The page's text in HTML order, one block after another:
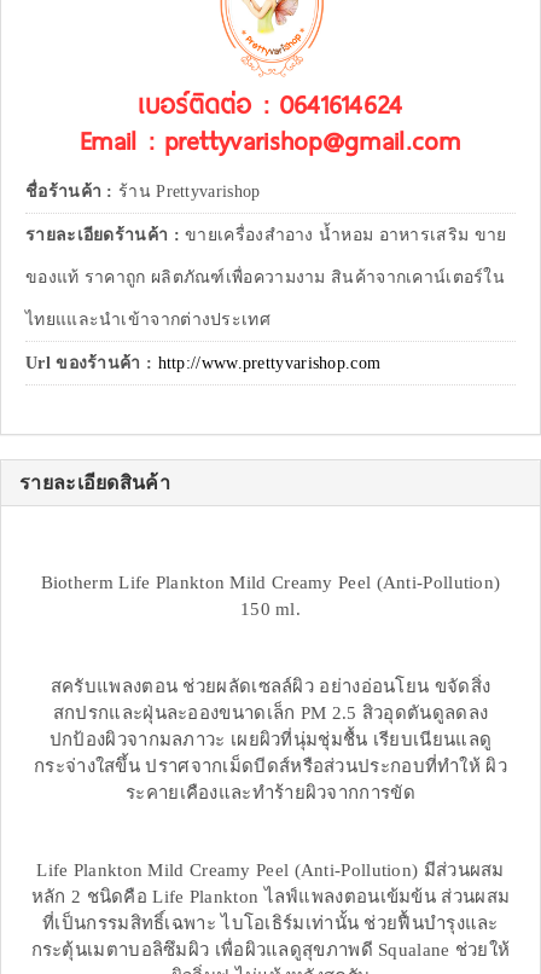
เบอร์ติดต่อ : 0641614624
Email : prettyvarishop@gmail.com
ชื่อร้านค้า : ร้าน Prettyvarishop
รายละเอียดร้านค้า :ขายเครื่องสำอาง น้ำหอม อาหารเสริม ขาย
ของแท้ ราคาถูก ผลิตภัณฑ์เพื่อความงาม สินค้าจากเคาน์เตอร์ใน
ไทยแและนำเข้าจากต่างประเทศ
Url ของร้านค้า : http://www.prettyvarishop.com
รายละเอียดสินค้า
Biotherm Life Plankton Mild Creamy Peel (Anti-Pollution)
150 ml.
สครับแพลงตอน ช่วยผลัดเซลล์ผิว อย่างอ่อนโยน ขจัดสิ่ง
สกปรกและฝุ่นละอองขนาดเล็ก PM 2.5 สิวอุดตันดูลดลง
ปกป้องผิวจากมลภาวะ เผยผิวที่นุ่มชุ่มชื้น เรียบเนียนแลดู
กระจ่างใสขึ้น ปราศจากเม็ดบีดส์หรือส่วนประกอบที่ทำให้ ผิว
ระคายเคืองและทำร้ายผิวจากการขัด
Life Plankton Mild Creamy Peel (Anti-Pollution) มีส่วนผสม
หลัก 2 ชนิดคือ Life Plankton ไลฟ์แพลงตอนเข้มข้น ส่วนผสม
ที่เป็นกรรมสิทธิ์เฉพาะ ไบโอเธิร์มเท่านั้น ช่วยฟื้นบำรุงและ
กระตุ้นเมตาบอลิซึมผิว เพื่อผิวแลดูสุขภาพดี Squalane ช่วยให้